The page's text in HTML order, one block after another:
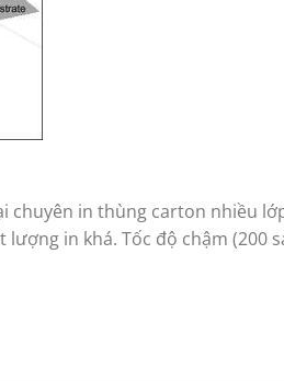
chuyên in thùng carton nhiều
in khá. Tốc độ chậm (200